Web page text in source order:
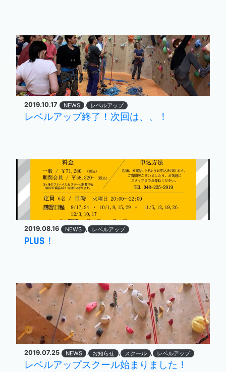
2019.10.17 NEWS , レベルアップ
レベルアップ終了！次回は、、！
2019.08.16 NEWS , レベルアップ
PLUS！
2019.07.25 NEWS , お知らせ , スクール , レベルアップ
レベルアップスクール始まりました！